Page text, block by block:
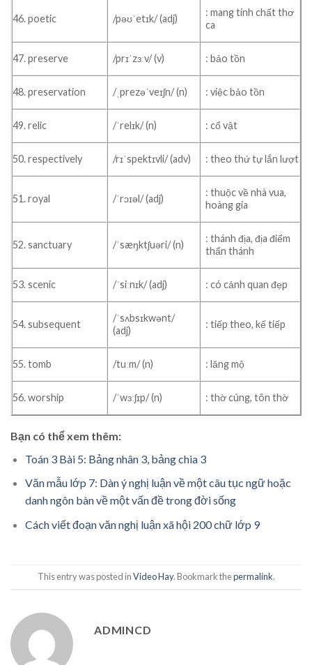
46. poetic /pəʊˈetɪk/ (adj)
: mang tính chất thơ
ca
47. preserve /prɪˈzɜːv/ (v) : bảo tồn
48. preservation /ˌprezəˈveɪʃn/ (n) : việc bảo tồn
49. relic /ˈrelɪk/ (n) : cổ vật
50. respectively /rɪˈspektɪvli/ (adv) : theo thứ tự lắn lượt
51. royal /ˈrɔɪəl/ (adj)
: thuộc về nhà vua,
hoàng gia
52. sanctuary /ˈsæŋktʃuəri/ (n)
: thánh địa, địa điểm
thẩn thánh
53. scenic /ˈsiːnɪk/ (adj) : có cảnh quan đẹp
54. subsequent
/ˈsʌbsɪkwənt/
(adj)
: tiếp theo, kế tiếp
55. tomb /tuːm/ (n) : lăng mộ
56. worship /ˈwɜːʃɪp/ (n) : thờ cúng, tôn thờ
Bạn có thể xem thêm:
Toán 3 Bài 5: Bảng nhân 3, bảng chia 3
Văn mẫu lớp 7: Dàn ý nghị luận về một câu tục ngữ hoặc
danh ngôn bàn về một vấn đề trong đời sống
Cách viết đoạn văn nghị luận xã hội 200 chữ lớp 9
This entry was posted inVideo Hay. Bookmark thepermalink.
ADMINCD